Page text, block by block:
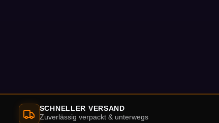
SCHNELLER VERSAND
Zuverlässig verpackt & unterwegs